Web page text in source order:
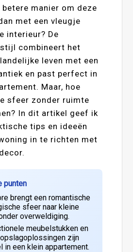
manier om deze
met een vleugje
interieur? De
combineert het
leven met een
en past perfect in
Maar, hoe
sfeer zonder ruimte
In dit artikel geef ik
tips en ideeën
in te richten met
punten
brengt een romantische
sfeer naar kleine
overweldiging.
meubelstukken en
zijn
in een klein appartement.